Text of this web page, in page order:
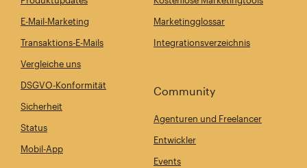
E-Mail-Marketing
Transaktions-E-Mails
Vergleiche uns
DSGVO-Konformität
Sicherheit
Status
Mobil-App
Marketingglossar
Integrationsverzeichnis
Community
Agenturen und Freelancer
Entwickler
Events